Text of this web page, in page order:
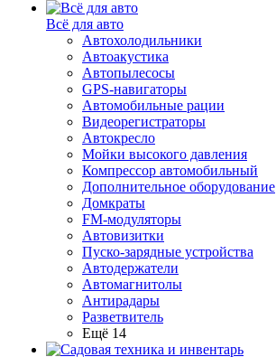
Всё для авто
Автохолодильники
Автоакустика
Автопылесосы
GPS-навигаторы
Автомобильные рации
Видеорегистраторы
Автокресло
Мойки высокого давления
Компрессор автомобильный
Дополнительное оборудование
Домкраты
FM-модуляторы
Автовизитки
Пуско-зарядные устройства
Автодержатели
Автомагнитолы
Антирадары
Разветвитель
Ещё 14